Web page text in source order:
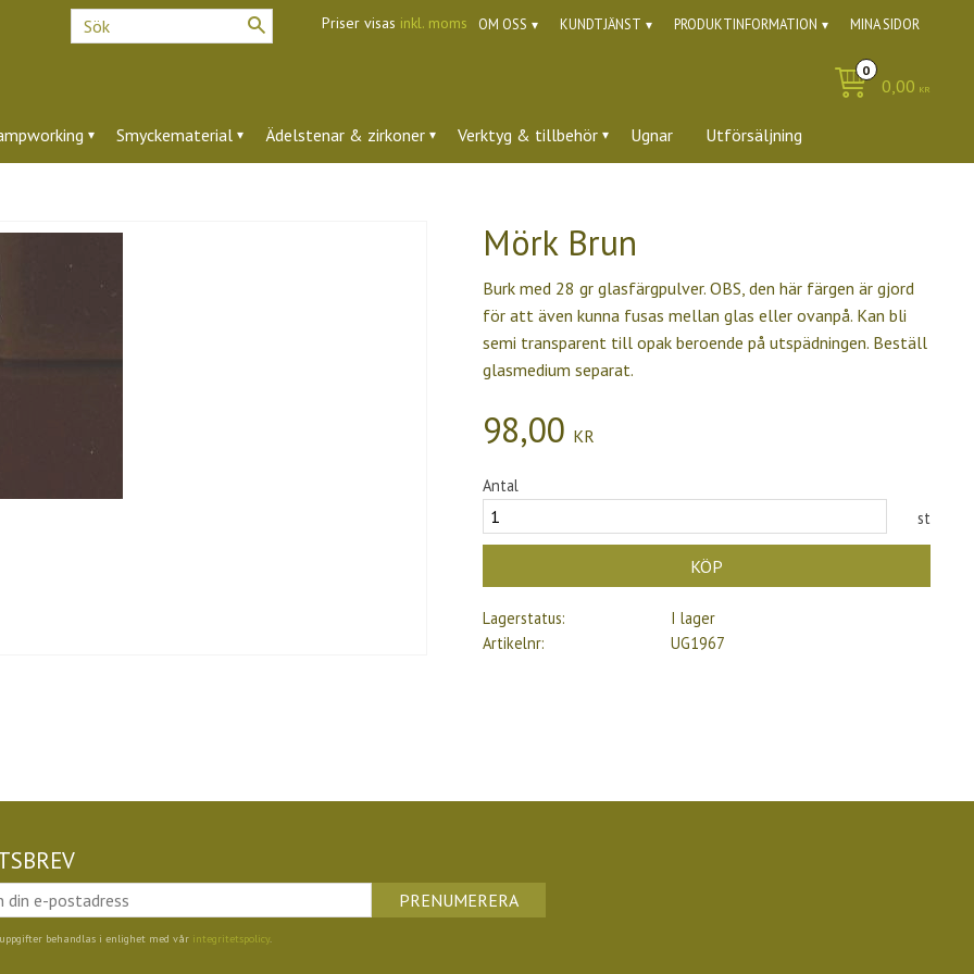
OM OSS KUNDTJÄNST PRODUKTINFORMATION MINA SIDOR
Priser visas inkl. moms
0,00 KR
Smyckematerial Ädelstenar & zirkoner Verktyg & tillbehör Ugnar Utförsäljning
Mörk Brun
Burk med 28 gr glasfärgpulver. OBS, den här färgen är gjord
för att även kunna fusas mellan glas eller ovanpå. Kan bli
semi transparent till opak beroende på utspädningen. Beställ
glasmedium separat.
98,00 KR
Antal
st
KÖP
Lagerstatus
I lager
Artikelnr
UG1967
PRENUMERERA
behandlas i enlighet med vår integritetspolicy.